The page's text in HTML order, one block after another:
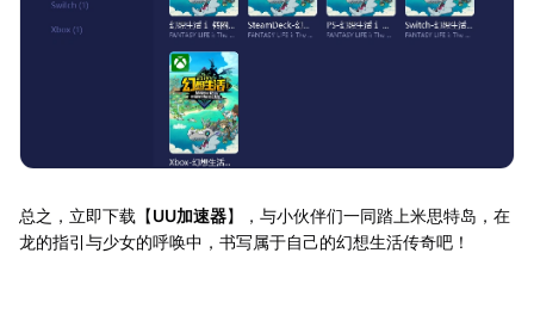
总之，立即下载【UU加速器】，与小伙伴们一同踏上米思特岛，在
龙的指引与少女的呼唤中，书写属于自己的幻想生活传奇吧！